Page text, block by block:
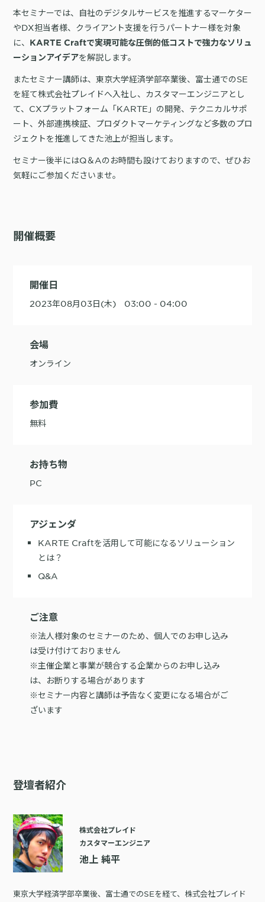
カスタマーサポート
Webサポート
Web × 電話連携
ボイスボット
PaaS
アプリケーション開発
施策事例 一覧を見る
購入前の「迷い」をAIエージェントで即時解決。問い合わせ電話の対応
コスト1/3とCVR20%向上を実現
KARTE MessageにおけるLINE配信ユースケース9選
セキュリティ
KARTE SLA
GDPR
本セミナーでは、自社のデジタルサービスを推進するマーケター
やDX担当者様、クライアント支援を行うパートナー様を対象
に、
KARTE Craftで実現可能な圧倒的低コストで強力なソリュ
ーションアイデアを解説します。
またセミナー講師は、東京大学経済学部卒業後、富士通でのSE
を経て株式会社プレイドへ入社し、カスタマーエンジニアとし
て、CXプラットフォーム「KARTE」の開発、テクニカルサポ
ート、外部連携検証、プロダクトマーケティングなど多数のプロ
ジェクトを推進してきた池上が担当します。
セミナー後半にはQ＆Aのお時間も設けておりますので、ぜひお
気軽にご参加くださいませ。
開催概要
開催日
2023年08月03日(木) 03:00 - 04:00
会場
オンライン
参加費
無料
お持ち物
PC
アジェンダ
KARTE Craftを活用して可能になるソリューション
とは？
Q&A
ご注意
※法人様対象のセミナーのため、個人でのお申し込み
は受け付けておりません
※主催企業と事業が競合する企業からのお申し込み
は、お断りする場合があります
※セミナー内容と講師は予告なく変更になる場合がご
ざいます
登壇者紹介
株式会社プレイド
カスタマーエンジニア
池上 純平
東京大学経済学部卒業後、富士通でのSEを経て、株式会社プレイド